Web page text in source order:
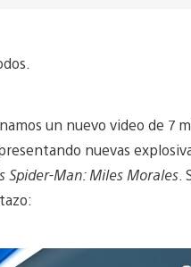
un nuevo video de 7
nuevas
Spider-Man: Miles Morales